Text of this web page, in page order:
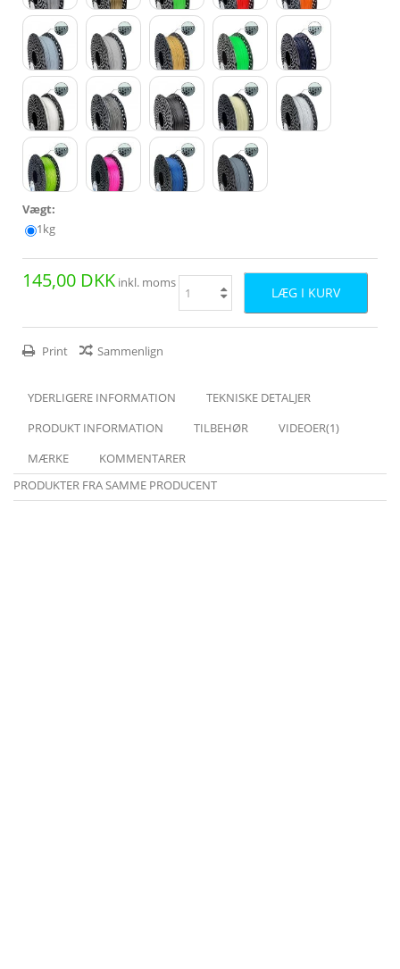
Vægt:
1kg
145,00 DKK inkl. moms
LÆG I KURV
Print Sammenlign
YDERLIGERE INFORMATION
TEKNISKE DETALJER
PRODUKT INFORMATION
TILBEHØR
VIDEOER(1)
MÆRKE
KOMMENTARER
PRODUKTER FRA SAMME PRODUCENT